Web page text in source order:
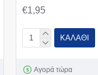
€1,95
ΚΑΛΆΘΙ
Αγορά τώρα